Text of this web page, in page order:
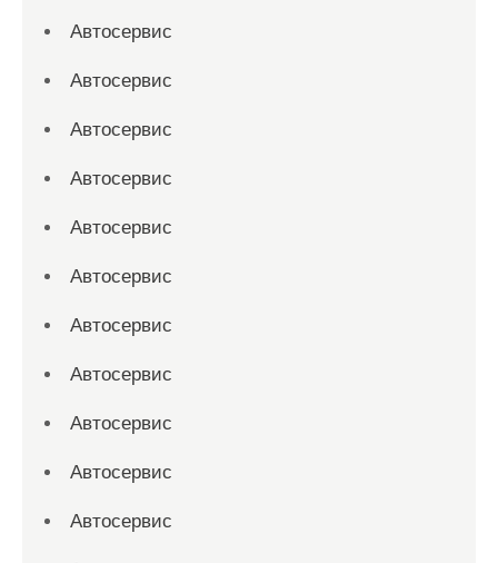
Автосервис
Автосервис
Автосервис
Автосервис
Автосервис
Автосервис
Автосервис
Автосервис
Автосервис
Автосервис
Автосервис